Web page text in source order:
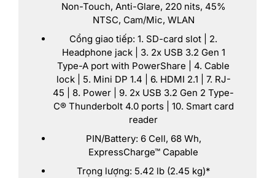
Non-Touch, Anti-Glare, 220 nits, 45%
NTSC, Cam/Mic, WLAN
Cổng giao tiếp: 1. SD-card slot | 2.
Headphone jack | 3. 2x USB 3.2 Gen 1
Type-A port with PowerShare | 4. Cable
lock | 5. Mini DP 1.4 | 6. HDMI 2.1 | 7. RJ-
45 | 8. Power | 9. 2x USB 3.2 Gen 2 Type-
C® Thunderbolt 4.0 ports | 10. Smart card
reader
PIN/Battery: 6 Cell, 68 Wh,
ExpressCharge™ Capable
Trọng lượng: 5.42 lb (2.45 kg)*